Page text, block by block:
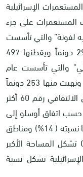
الإسرائيلية
تقع تلك المستعمرات على جزء
لفونة” والتي تأسست
عام 1983م وصادرت من أراضي القرية 298 دونماً ويقطنها 497
والتي تأسست عام
1984م ومقام جزء منها على أراضي القرية ونهبت منها 253 دونماً
ويقطنها 2058 مستعمراً، كما نهب الطريق الالتفافي رقم 60 أكثر
حسب اتفاق أوسلو إلى
مناطق (A وB و C) حيث تشكل مناطق A ما نسبته ( 14%) ومناطق
B تشكل (30%) بينما المناطق المصنفة C تشكل المساحة الأكبر
تشكل نسبة